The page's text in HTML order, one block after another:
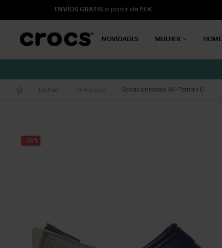
ENVÍOS GRATIS a partir de 50€
NOVIDADES MULHER
Mulher Tamancos Socas unissexo All-Terrain U
-20%